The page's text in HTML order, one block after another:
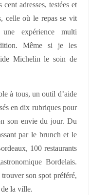
adresses, testées et
celle où le repas se vit
expérience multi
Même si je les
Michelin le soin de
à tous, un outil d’aide
en dix rubriques pour
son envie du jour. Du
par le brunch et le
100 restaurants
Bordelais.
trouver son spot préféré,
la ville.